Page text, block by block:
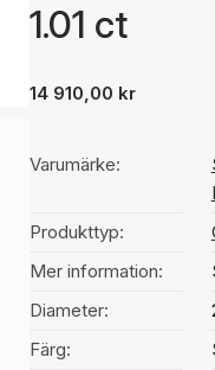
1.01 ct
14 910,00 kr
Varumärke:
Produkttyp:
Mer information:
Diameter:
Färg: